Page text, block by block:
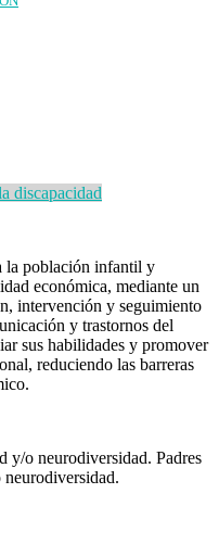
discapacidad
la población infantil y
económica, mediante un
intervención y seguimiento
y trastornos del
sus habilidades y promover
reduciendo las barreras
y/o neurodiversidad. Padres